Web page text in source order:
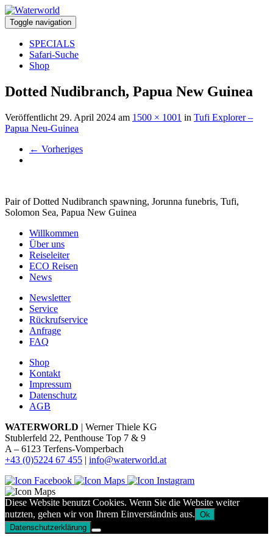
Toggle navigation
SPECIALS
Safari-Suche
Shop
Dotted Nudibranch, Papua New Guinea
Veröffentlicht 29. April 2024 am 1500 × 1001 in Tufi Explorer –
Papua Neu-Guinea
← Vorheriges
Pair of Dotted Nudibranch spawning, Jorunna funebris, Tufi,
Solomon Sea, Papua New Guinea
Willkommen
Über uns
Reiseleiter
ECO Reisen
News
Newsletter
Service
Rückrufservice
Anfrage
FAQ
Shop
Kontakt
Impressum
Datenschutz
AGB
WATERWORLD | Werner Thiele KG
Stublerfeld 22, Penthouse Top 7 & 9
A – 6123 Terfens-Vomperbach
+43 (0)5224 67 455 | info@waterworld.at
Diese Website benutzt Cookies. Wenn Sie die Website weiter
nutzten, gehen wir von Ihrem Einverständnis aus. Ok
Datenschutzerklärung